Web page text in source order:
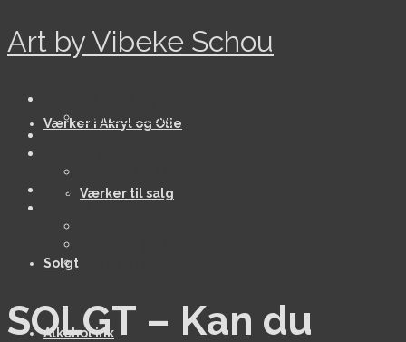
Art by Vibeke Schou
Værker i Akryl og Olie
Værker til salg
Solgt
Alkohol ink
Værker til salg
Solgt
Kort
SOLGT – Kan du